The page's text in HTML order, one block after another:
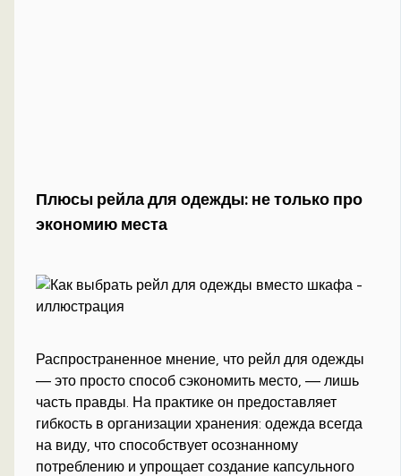
Плюсы рейла для одежды: не только про
экономию места
Распространенное мнение, что рейл для одежды
— это просто способ сэкономить место, — лишь
часть правды. На практике он предоставляет
гибкость в организации хранения: одежда всегда
на виду, что способствует осознанному
потреблению и упрощает создание капсульного